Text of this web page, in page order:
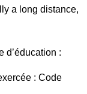
a long distance,
d’éducation :
: Code